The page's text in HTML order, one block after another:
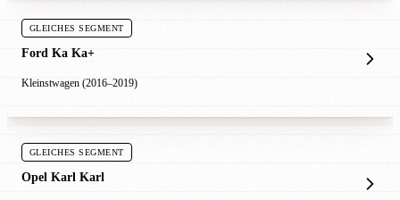
GLEICHES SEGMENT
Ford Ka Ka+
Kleinstwagen (2016–2019)
GLEICHES SEGMENT
Opel Karl Karl